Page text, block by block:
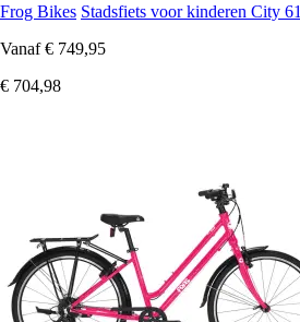
Frog Bikes Stadsfiets voor kinderen City 61
Vanaf € 749,95
€ 704,98